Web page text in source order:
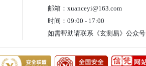
邮箱：xuanceyi@163.com
时间：09:00 - 17:00
如需帮助请联系《玄测易》公众号